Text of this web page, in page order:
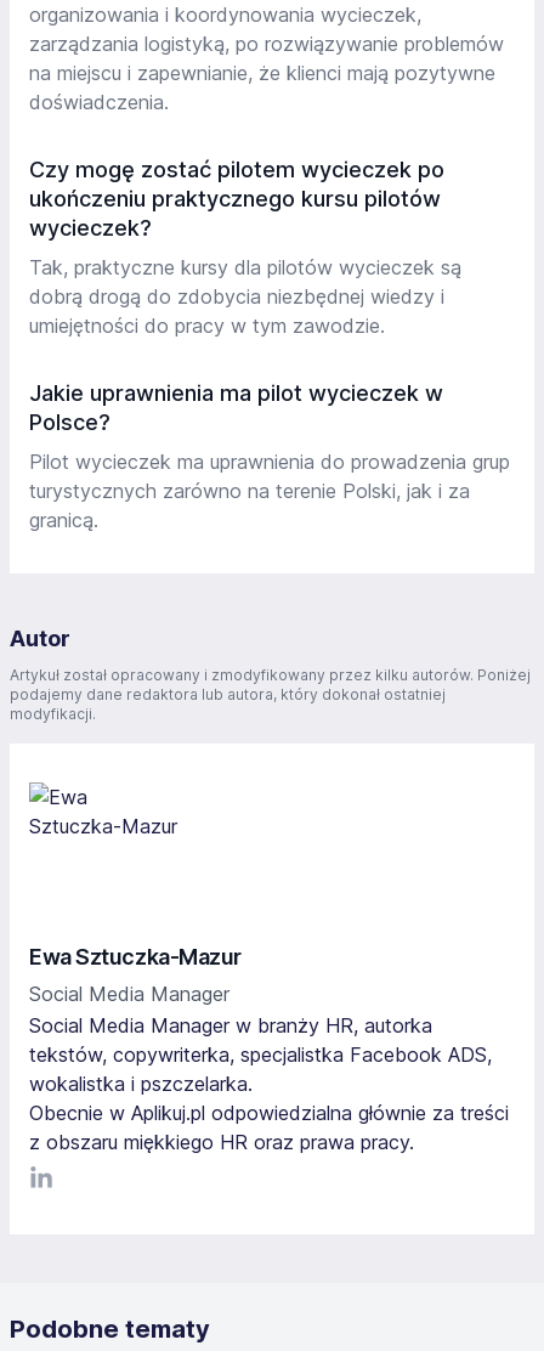
organizowania i koordynowania wycieczek,
zarządzania logistyką, po rozwiązywanie problemów
na miejscu i zapewnianie, że klienci mają pozytywne
doświadczenia.
Czy mogę zostać pilotem wycieczek po
ukończeniu praktycznego kursu pilotów
wycieczek?
Tak, praktyczne kursy dla pilotów wycieczek są
dobrą drogą do zdobycia niezbędnej wiedzy i
umiejętności do pracy w tym zawodzie.
Jakie uprawnienia ma pilot wycieczek w
Polsce?
Pilot wycieczek ma uprawnienia do prowadzenia grup
turystycznych zarówno na terenie Polski, jak i za
granicą.
Autor
Artykuł został opracowany i zmodyfikowany przez kilku autorów. Poniżej
podajemy dane redaktora lub autora, który dokonał ostatniej
modyfikacji.
Ewa Sztuczka-Mazur
Social Media Manager
Social Media Manager w branży HR, autorka
tekstów, copywriterka, specjalistka Facebook ADS,
wokalistka i pszczelarka.
Obecnie w Aplikuj.pl odpowiedzialna głównie za treści
z obszaru miękkiego HR oraz prawa pracy.
LinkediIn
Podobne tematy